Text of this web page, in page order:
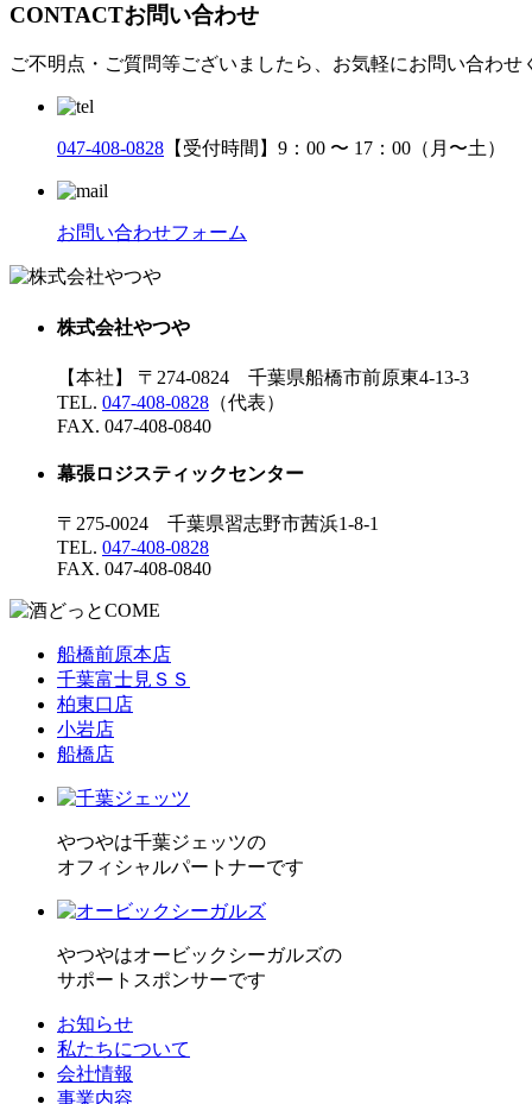
CONTACTお問い合わせ
ご不明点・ご質問等ございましたら、お気軽にお問い合わせ
047-408-0828 【受付時間】9：00 〜 17：00（月〜土）
お問い合わせフォーム
株式会社やつや
【本社】 〒274-0824 千葉県船橋市前原東4-13-3
TEL. 047-408-0828 （代表）
FAX. 047-408-0840
幕張ロジスティックセンター
〒275-0024 千葉県習志野市茜浜1-8-1
TEL. 047-408-0828
FAX. 047-408-0840
船橋前原本店
千葉富士見ＳＳ
柏東口店
小岩店
船橋店
やつやは千葉ジェッツの
オフィシャルパートナーです
やつやはオービックシーガルズの
サポートスポンサーです
お知らせ
私たちについて
会社情報
事業内容